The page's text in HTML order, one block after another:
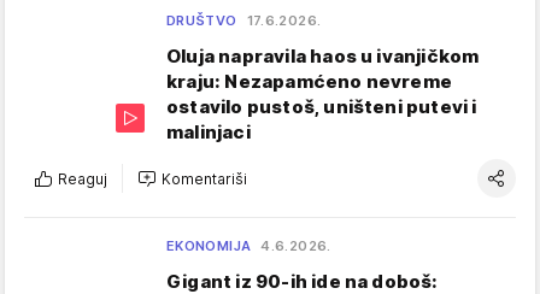
DRUŠTVO 17.6.2026.
Oluja napravila haos u ivanjičkom
kraju: Nezapamćeno nevreme
ostavilo pustoš, uništeni putevi i
malinjaci
Reaguj Komentariši
EKONOMIJA 4.6.2026.
Gigant iz 90-ih ide na doboš: